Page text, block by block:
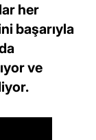
her
başarıyla
ve